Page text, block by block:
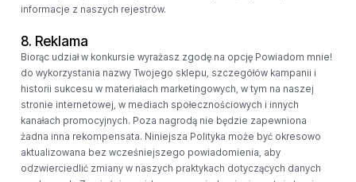
informacje z naszych rejestrów.
8. Reklama
Biorąc udział w konkursie wyrażasz zgodę na opcję Powiadom mnie!
do wykorzystania nazwy Twojego sklepu, szczegółów kampanii i
historii sukcesu w materiałach marketingowych, w tym na naszej
stronie internetowej, w mediach społecznościowych i innych
kanałach promocyjnych. Poza nagrodą nie będzie zapewniona
żadna inna rekompensata. Niniejsza Polityka może być okresowo
aktualizowana bez wcześniejszego powiadomienia, aby
odzwierciedlić zmiany w naszych praktykach dotyczących danych